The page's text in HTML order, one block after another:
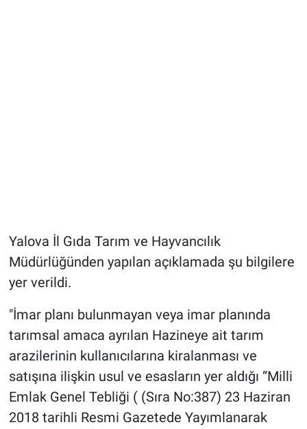
Yalova İl Gıda Tarım ve Hayvancılık
Müdürlüğünden yapılan açıklamada şu bilgilere
yer verildi.
"İmar planı bulunmayan veya imar planında
tarımsal amaca ayrılan Hazineye ait tarım
arazilerinin kullanıcılarına kiralanması ve
satışına ilişkin usul ve esasların yer aldığı “Milli
Emlak Genel Tebliği ( (Sıra No:387) 23 Haziran
2018 tarihli Resmi Gazetede Yayımlanarak